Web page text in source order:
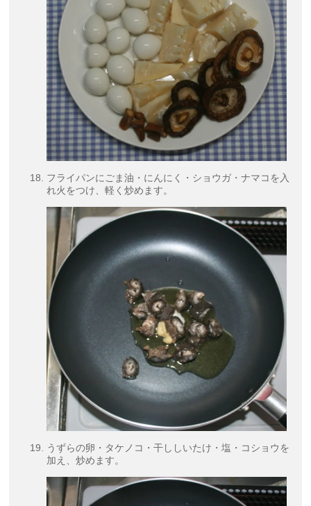
フライパンにごま油・にんにく・ショウガ・ナマコを入
れ火をつけ、軽く炒めます。
うずらの卵・タケノコ・干ししいたけ・塩・コショウを
加え、炒めます。